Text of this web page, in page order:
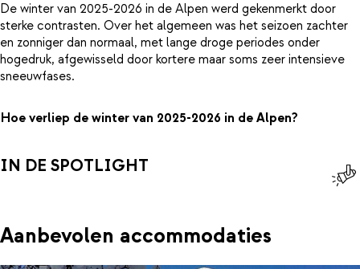
De winter van 2025-2026 in de Alpen werd gekenmerkt door
sterke contrasten. Over het algemeen was het seizoen zachter
en zonniger dan normaal, met lange droge periodes onder
hogedruk, afgewisseld door kortere maar soms zeer intensieve
sneeuwfases.
Hoe verliep de winter van 2025-2026 in de Alpen?
IN DE SPOTLIGHT
Aanbevolen accommodaties